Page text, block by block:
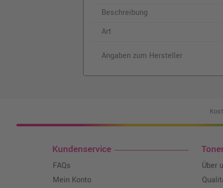
Beschreibung
Art
Angaben zum Hersteller
Kundenservice
FAQs
Mein Konto
Über